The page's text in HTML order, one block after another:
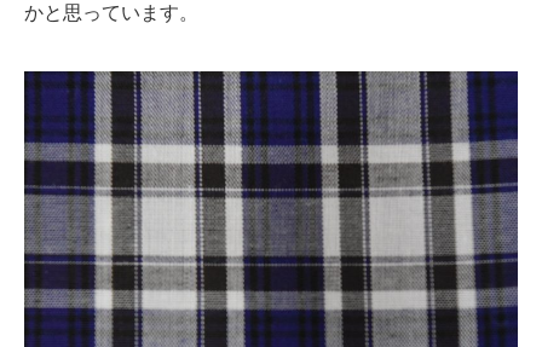
かと思っています。